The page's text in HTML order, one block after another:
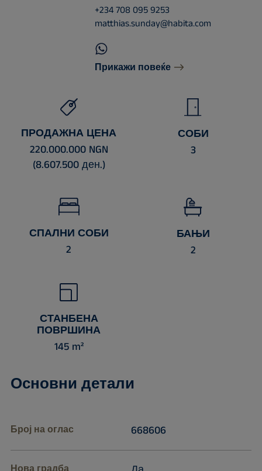
+234 708 095 9253
matthias.sunday@habita.com
Прикажи повеќе
ПРОДАЖНА ЦЕНА
220.000.000 NGN
(8.607.500 ден.)
СОБИ
3
СПАЛНИ СОБИ
2
БАЊИ
2
СТАНБЕНА
ПОВРШИНА
145 m²
Основни детали
Број на оглас 668606